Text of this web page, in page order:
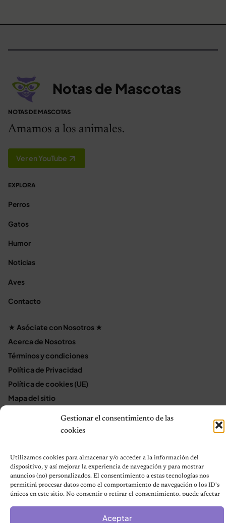
Gestionar el consentimiento de las
cookies
Utilizamos cookies para almacenar y/o acceder a la información del
dispositivo, y así mejorar la experiencia de navegación y para mostrar
anuncios (no) personalizados. El consentimiento a estas tecnologías nos
permitirá procesar datos como el comportamiento de navegación o los ID's
únicos en este sitio. No consentir o retirar el consentimiento, puede afectar
Aceptar
Notas de Mascotas
NOTAS DE MASCOTAS
Amamos a los animales.
Ver en YouTube
EXPLORA
Perros
Gatos
Humor
Noticias
Aves
Contacto
★ Asóciate con Nosotros ★
Acerca de Nosotros
Términos y condiciones
Política de Privacidad
Política de cookies (UE)
Mapa del sitio
Terms and Conditions
© 2026 Notas de Mascotas
Política de privacidad